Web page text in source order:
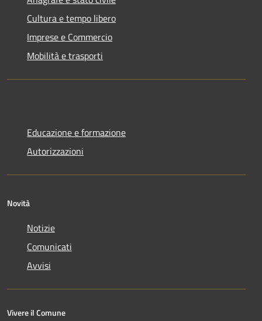
Cultura e tempo libero
Imprese e Commercio
Mobilità e trasporti
Educazione e formazione
Autorizzazioni
Novità
Notizie
Comunicati
Avvisi
Vivere il Comune